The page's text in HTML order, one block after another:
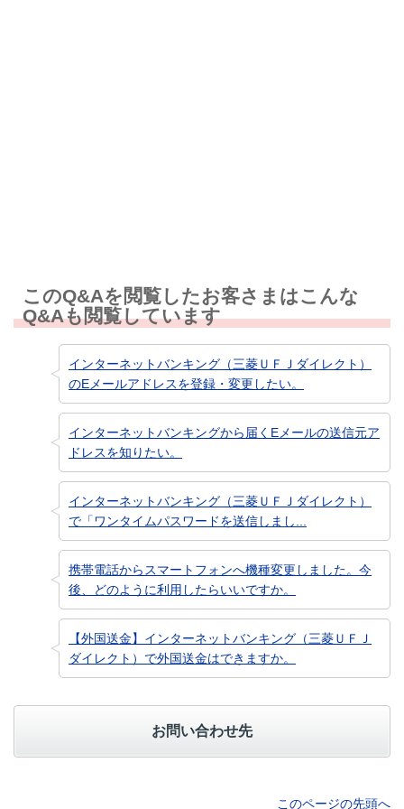
このQ&Aを閲覧したお客さまはこんな
Q&Aも閲覧しています
インターネットバンキング（三菱ＵＦＪダイレクト）
のEメールアドレスを登録・変更したい。
インターネットバンキングから届くEメールの送信元ア
ドレスを知りたい。
インターネットバンキング（三菱ＵＦＪダイレクト）
で「ワンタイムパスワードを送信しまし...
携帯電話からスマートフォンへ機種変更しました。今
後、どのように利用したらいいですか。
【外国送金】インターネットバンキング（三菱ＵＦＪ
ダイレクト）で外国送金はできますか。
お問い合わせ先
このページの先頭へ